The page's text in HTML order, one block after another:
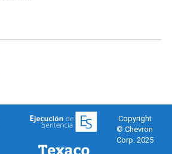
Copyright
© Chevron
Corp. 2025